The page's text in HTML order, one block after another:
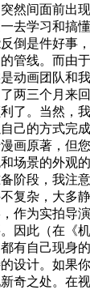
然间面前出
去学习和搞
倒是件好事
管线。而由
动画团队和
两三个月来
了。当然，
己的方式完
画原著，但
场景的外观
阶段，我注
复杂，大多
作为实拍导
因此（在《
有自己现身
设计。如果
奇之处。在